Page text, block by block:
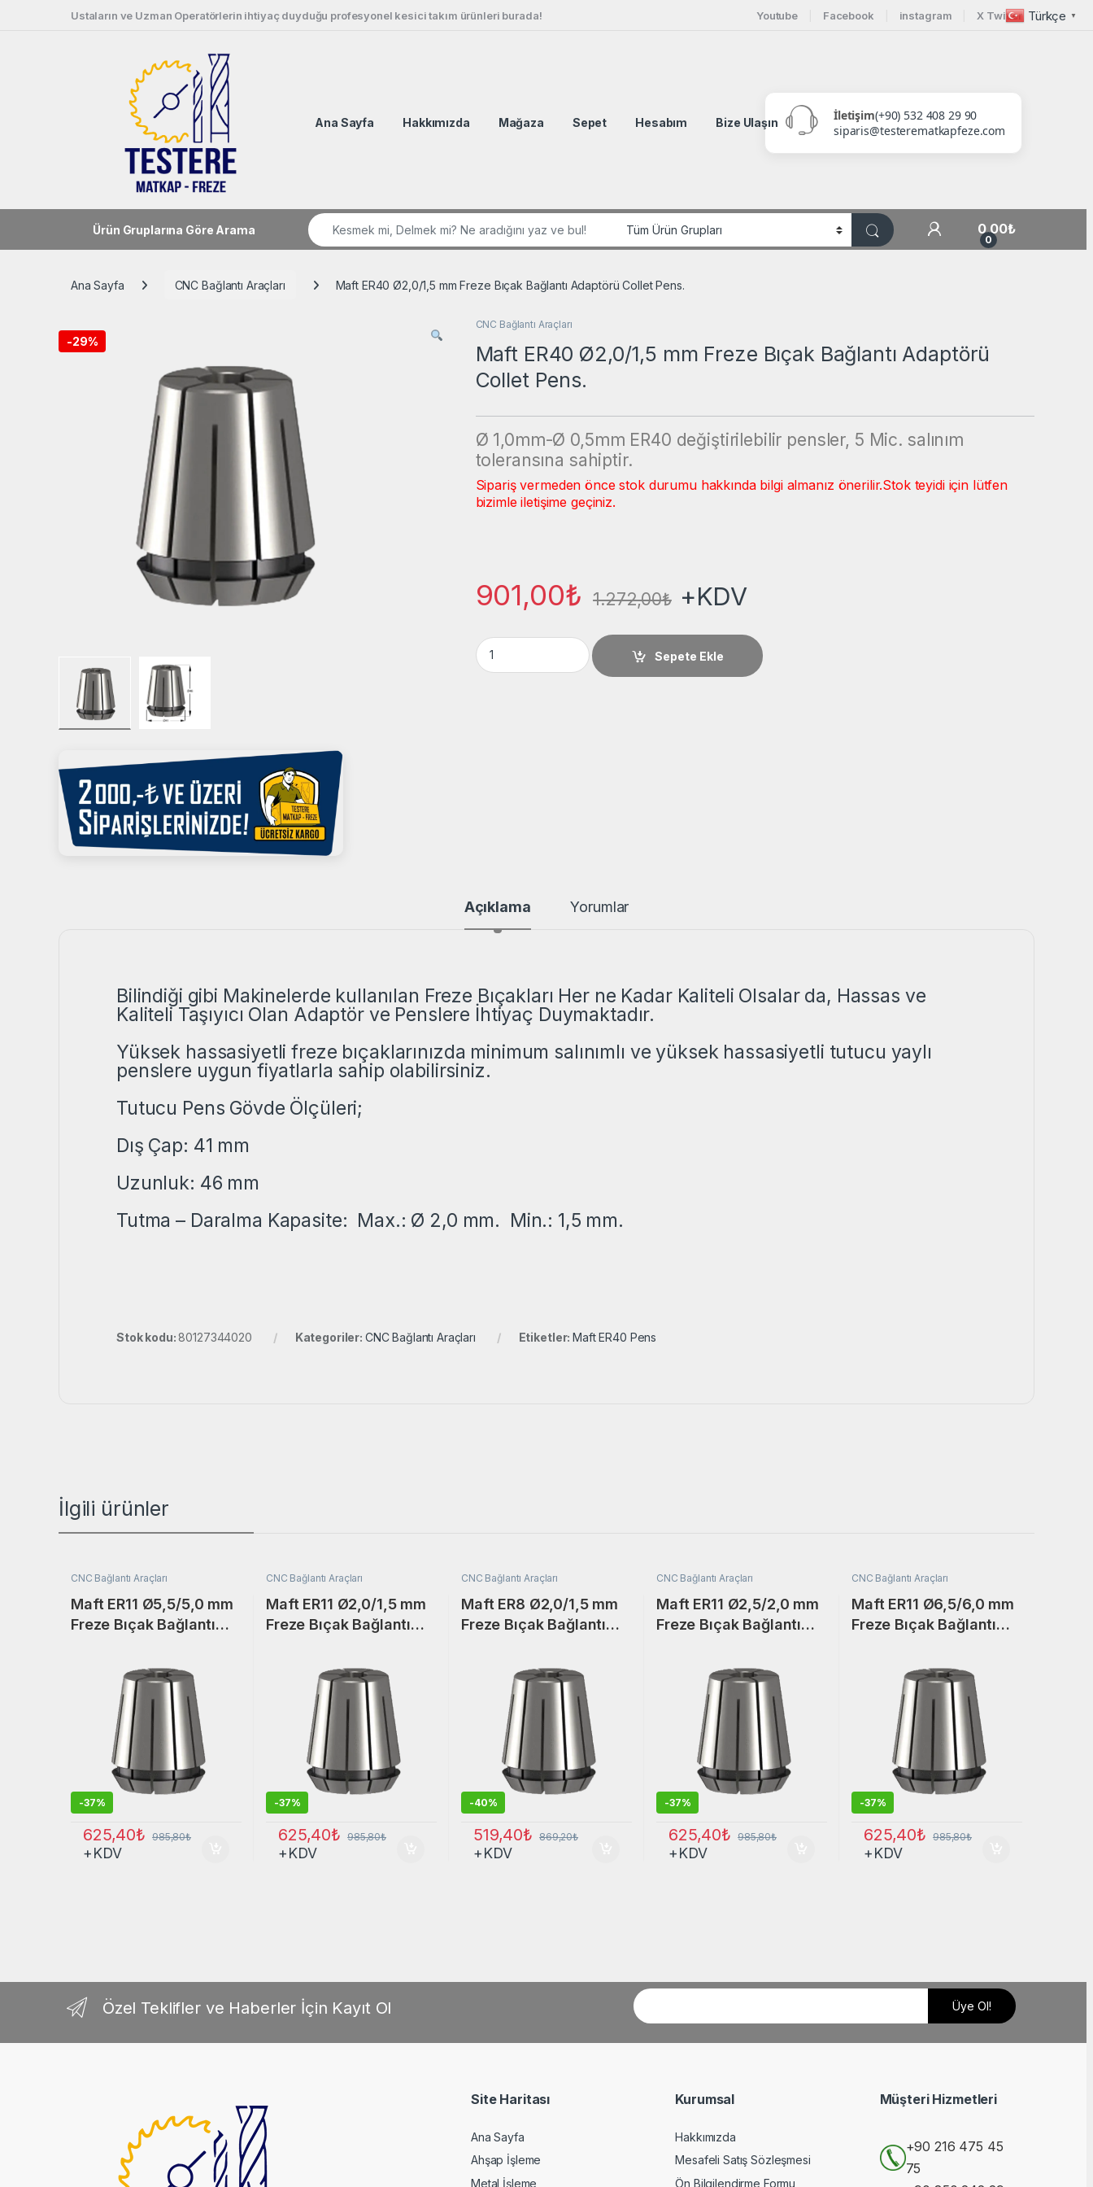
Ustaların ve Uzman Operatörlerin ihtiyaç duyduğu profesyonel kesici takım ürünleri burada! Youtube Facebook instagram X Twitter
Ana Sayfa Hakkımızda Mağaza Sepet Hesabım Bize Ulaşın İletişim(+90) 532 408 29 90
siparis@testerematkapfeze.com
Ürün Gruplarına Göre Arama
Search for:
My Account
0
0,00₺
Ana Sayfa CNC Bağlantı Araçları Maft ER40 Ø2,0/1,5 mm Freze Bıçak Bağlantı Adaptörü Collet Pens.
-29%
CNC Bağlantı Araçları
Maft ER40 Ø2,0/1,5 mm Freze Bıçak Bağlantı Adaptörü
Collet Pens.
Ø 1,0mm-Ø 0,5mm ER40 değiştirilebilir pensler, 5 Mic. salınım
toleransına sahiptir.
Sipariş vermeden önce stok durumu hakkında bilgi almanız önerilir.Stok teyidi için lütfen
bizimle iletişime geçiniz.
901,00₺ 1.272,00₺ +KDV
Maft ER40 Ø2,0/1,5 mm Freze Bıçak Bağlantı Adaptörü Collet Pens. quantity
Sepete Ekle
Açıklama Yorumlar
Bilindiği gibi Makinelerde kullanılan Freze Bıçakları Her ne Kadar Kaliteli Olsalar da, Hassas ve
Kaliteli Taşıyıcı Olan Adaptör ve Penslere İhtiyaç Duymaktadır.
Yüksek hassasiyetli freze bıçaklarınızda minimum salınımlı ve yüksek hassasiyetli tutucu yaylı
penslere uygun fiyatlarla sahip olabilirsiniz.
Tutucu Pens Gövde Ölçüleri;
Dış Çap: 41 mm
Uzunluk: 46 mm
Tutma – Daralma Kapasite: Max.: Ø 2,0 mm. Min.: 1,5 mm.
Stok kodu: 80127344020 Kategoriler: CNC Bağlantı Araçları Etiketler:Maft ER40 Pens
İlgili ürünler
CNC Bağlantı Araçları
Maft ER11 Ø5,5/5,0 mm
Freze Bıçak Bağlantı
-37%
625,40₺ 985,80₺
+KDV
CNC Bağlantı Araçları
Maft ER11 Ø2,0/1,5 mm
Freze Bıçak Bağlantı
-37%
625,40₺ 985,80₺
+KDV
CNC Bağlantı Araçları
Maft ER8 Ø2,0/1,5 mm
Freze Bıçak Bağlantı
-40%
519,40₺ 869,20₺
+KDV
CNC Bağlantı Araçları
Maft ER11 Ø2,5/2,0 mm
Freze Bıçak Bağlantı
-37%
625,40₺ 985,80₺
+KDV
CNC Bağlantı Araçları
Maft ER11 Ø6,5/6,0 mm
Freze Bıçak Bağlantı
-37%
625,40₺ 985,80₺
+KDV
Özel Teklifler ve Haberler İçin Kayıt Ol
Site Haritası
Ana Sayfa
Ahşap İşleme
Metal İşleme
Kurumsal
Hakkımızda
Mesafeli Satış Sözleşmesi
Ön Bilgilendirme Formu
Müşteri Hizmetleri
+90 216 475 45
75
Türkçe ▼